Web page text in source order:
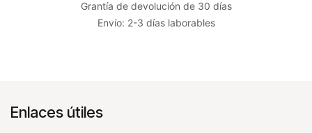
Grantía de devolución de 30 días
Envío: 2-3 días laborables
Enlaces útiles